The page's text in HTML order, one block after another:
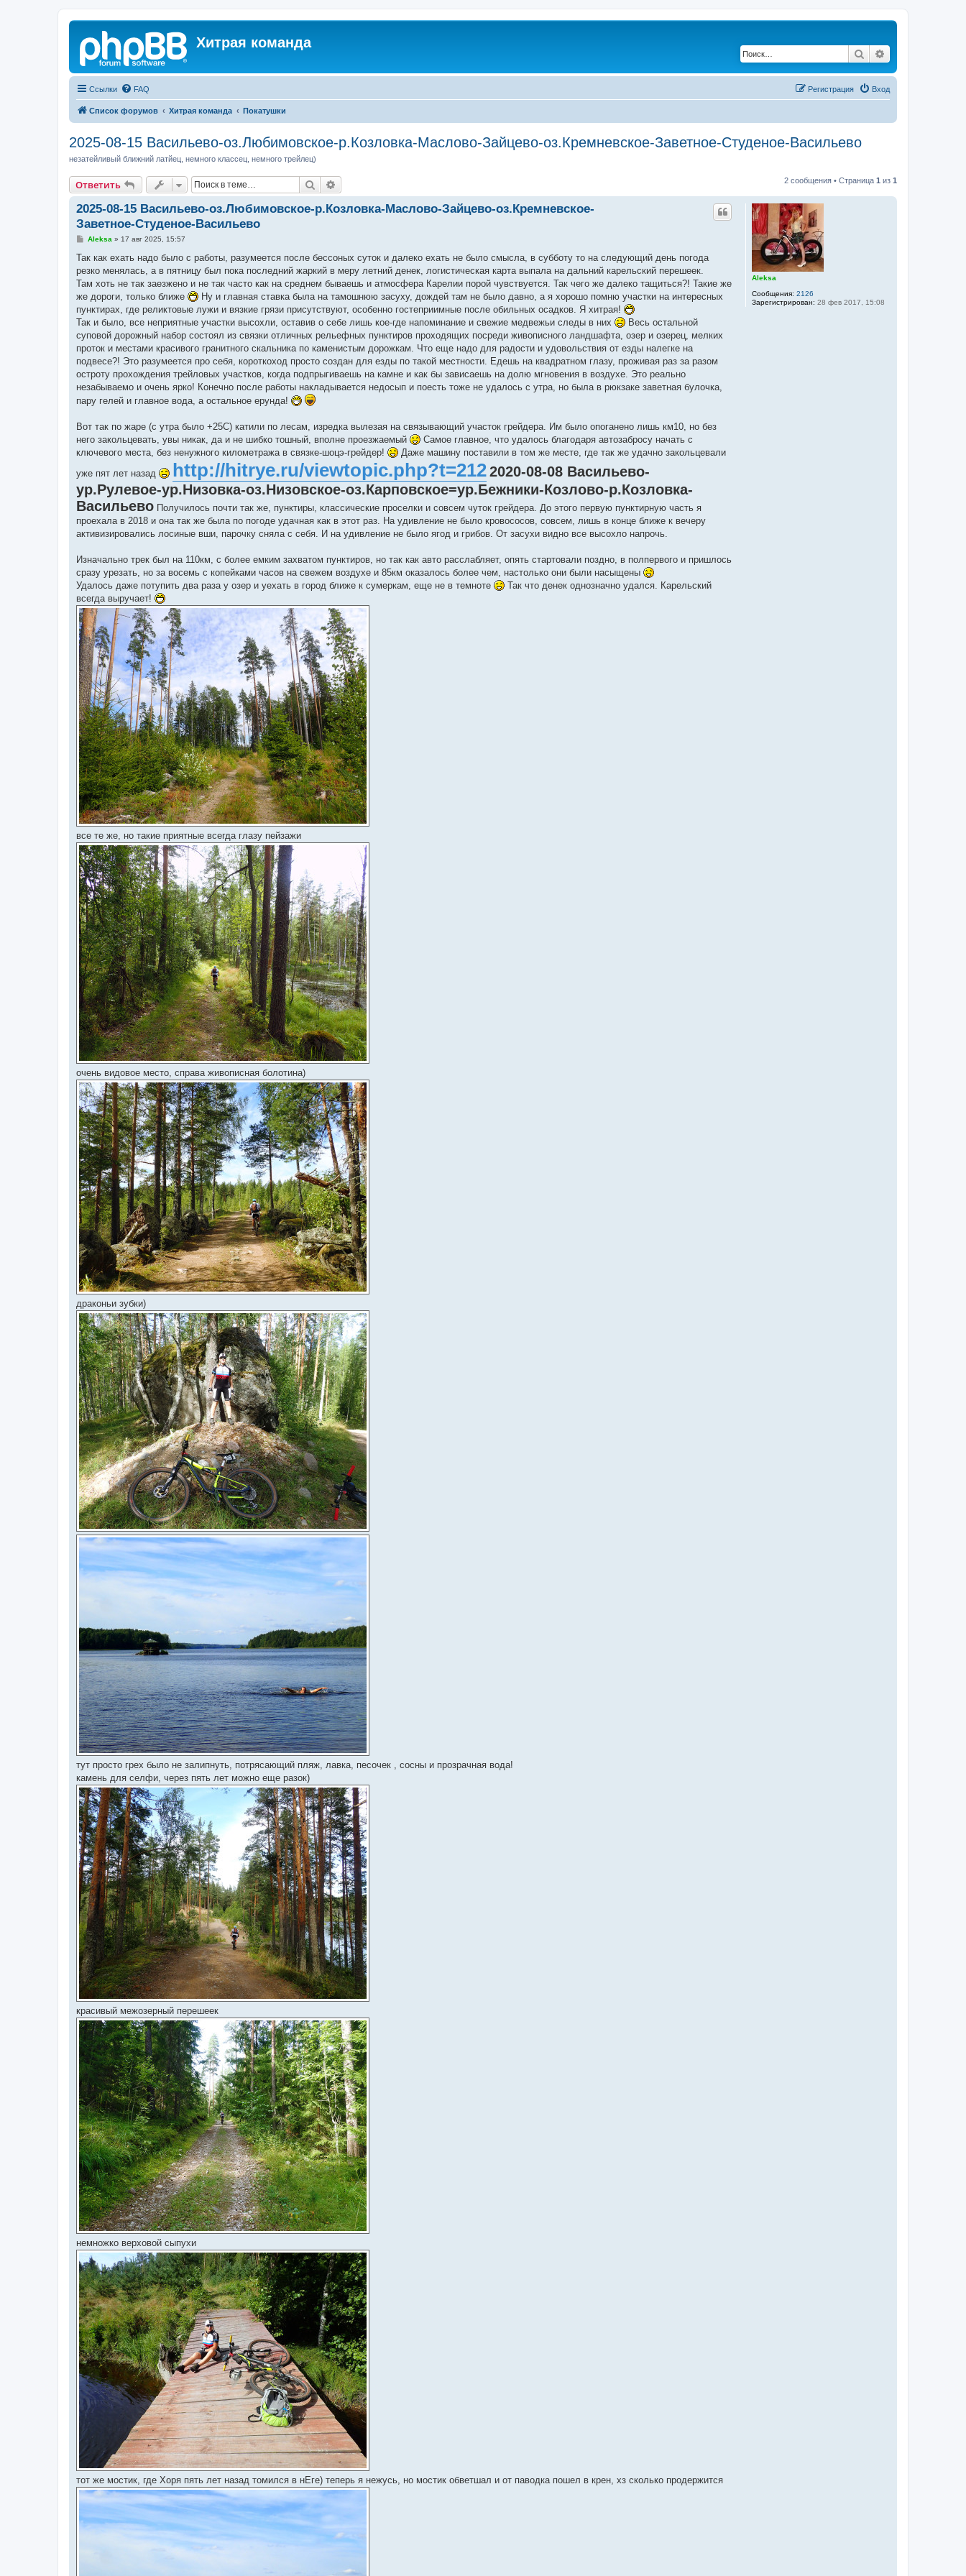
Хитрая команда
Поиск
Ссылки FAQ Вход
Регистрация
Список форумов Хитрая команда Покатушки
2025-08-15 Васильево-оз.Любимовское-р.Козловка-Маслово-Зайцево-оз.Кремневское-Заветное-Студеное-Васильево
незатейливый ближний латйец, немного классец, немного трейлец)
Ответить Поиск 2 сообщения • Страница 1 из 1
Aleksa
Сообщения: 2126
Зарегистрирован: 28 фев 2017, 15:08
2025-08-15 Васильево-оз.Любимовское-р.Козловка-Маслово-Зайцево-оз.Кремневское-
Заветное-Студеное-Васильево
С
о
щ
е
и
е
Aleksa » 17 авг 2025, 15:57
Так как ехать надо было с работы, разумеется после бессоных суток и далеко ехать не было смысла, в субботу то на следующий день погода
резко менялась, а в пятницу был пока последний жаркий в меру летний денек, логистическая карта выпала на дальний карельский перешеек.
Там хоть не так заезжено и не так часто как на среднем бываешь и атмосфера Карелии порой чувствуется. Так чего же далеко тащиться?! Такие же
же дороги, только ближе
Ну и главная ставка была на тамошнюю засуху, дождей там не было давно, а я хорошо помню участки на интересных
пунктирах, где реликтовые лужи и вязкие грязи присутствуют, особенно гостеприимные после обильных осадков. Я хитрая!
Так и было, все неприятные участки высохли, оставив о себе лишь кое-где напоминание и свежие медвежьи следы в них
Весь остальной
суповой дорожный набор состоял из связки отличных рельефных пунктиров проходящих посреди живописного ландшафта, озер и озерец, мелких
проток и местами красивого гранитного скальника по каменистым дорожкам. Что еще надо для радости и удовольствия от езды налегке на
подвесе?! Это разумеется про себя, короткоход просто создан для езды по такой местности. Едешь на квадратном глазу, проживая раз за разом
остроту прохождения трейловых участков, когда подпрыгиваешь на камне и как бы зависаешь на долю мгновения в воздухе. Это реально
незабываемо и очень ярко! Конечно после работы накладывается недосып и поесть тоже не удалось с утра, но была в рюкзаке заветная булочка,
пару гелей и главное вода, а остальное ерунда!
Вот так по жаре (с утра было +25С) катили по лесам, изредка вылезая на связывающий участок грейдера. Им было опоганено лишь км10, но без
него закольцевать, увы никак, да и не шибко тошный, вполне проезжаемый
Самое главное, что удалось благодаря автозабросу начать с
ключевого места, без ненужного километража в связке-шоцэ-грейдер!
Даже машину поставили в том же месте, где так же удачно закольцевали
уже пят лет назад
http://hitrye.ru/viewtopic.php?t=2122020-08-08 Васильево-
ур.Рулевое-ур.Низовка-оз.Низовское-оз.Карповское=ур.Бежники-Козлово-р.Козловка-
Васильево Получилось почти так же, пунктиры, классические проселки и совсем чуток грейдера. До этого первую пунктирную часть я
проехала в 2018 и она так же была по погоде удачная как в этот раз. На удивление не было кровососов, совсем, лишь в конце ближе к вечеру
активизировались лосиные вши, парочку сняла с себя. И на удивление не было ягод и грибов. От засухи видно все высохло напрочь.
Изначально трек был на 110км, с более емким захватом пунктиров, но так как авто расслабляет, опять стартовали поздно, в полпервого и пришлось
сразу урезать, но за восемь с копейками часов на свежем воздухе и 85км оказалось более чем, настолько они были насыщены
Удалось даже потупить два раза у озер и уехать в город ближе к сумеркам, еще не в темноте
Так что денек однозначно удался. Карельский
всегда выручает!
все те же, но такие приятные всегда глазу пейзажи
очень видовое место, справа живописная болотина)
драконьи зубки)
тут просто грех было не залипнуть, потрясающий пляж, лавка, песочек , сосны и прозрачная вода!
камень для селфи, через пять лет можно еще разок)
красивый межозерный перешеек
немножко верховой сыпухи
тот же мостик, где Хоря пять лет назад томился в нЕге) теперь я нежусь, но мостик обветшал и от паводка пошел в крен, хз сколько продержится